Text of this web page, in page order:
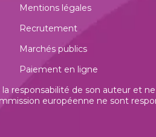
Mentions légales
Recrutement
Marchés publics
Paiement en ligne
responsabilité de son auteur et
européenne ne sont